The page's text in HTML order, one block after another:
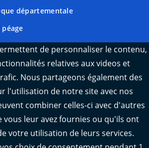
départementale
info trafic
info trafic
des territoires de Charente-
de personnaliser le contenu,
relatives aux videos et
Nous partageons également des
l'utilisation de notre site avec nos
combiner celles-ci avec d'autres
leur avez fournies ou qu'ils ont
votre utilisation de leurs services.